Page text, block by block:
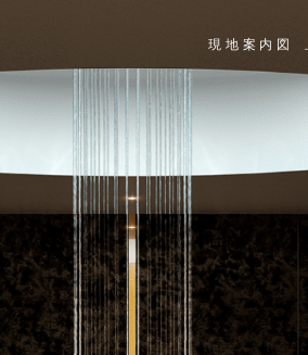
現地案内図